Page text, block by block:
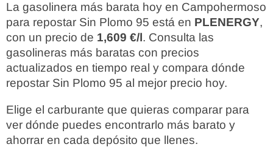
La gasolinera más barata hoy en Campohermoso
para repostar Sin Plomo 95 está en PLENERGY,
con un precio de 1,609 €/l. Consulta las
gasolineras más baratas con precios
actualizados en tiempo real y compara dónde
repostar Sin Plomo 95 al mejor precio hoy.
Elige el carburante que quieras comparar para
ver dónde puedes encontrarlo más barato y
ahorrar en cada depósito que llenes.